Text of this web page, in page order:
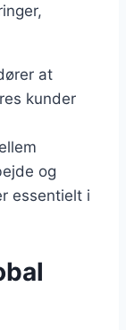
at
kunder
og
essentielt i